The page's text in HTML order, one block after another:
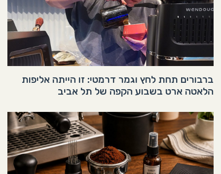
ברבורים תחת לחץ וגמר דרמטי: זו הייתה אליפות
הלאטה ארט בשבוע הקפה של תל אביב